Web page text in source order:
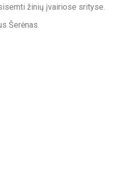
žinių įvairiose srityse.
Šerėnas.